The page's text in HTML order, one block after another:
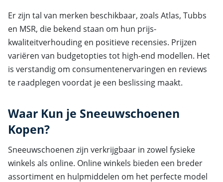
Er zijn tal van merken beschikbaar, zoals Atlas, Tubbs
en MSR, die bekend staan om hun prijs-
kwaliteitverhouding en positieve recensies. Prijzen
variëren van budgetopties tot high-end modellen. Het
is verstandig om consumentenervaringen en reviews
te raadplegen voordat je een beslissing maakt.
Waar Kun je Sneeuwschoenen
Kopen?
Sneeuwschoenen zijn verkrijgbaar in zowel fysieke
winkels als online. Online winkels bieden een breder
assortiment en hulpmiddelen om het perfecte model